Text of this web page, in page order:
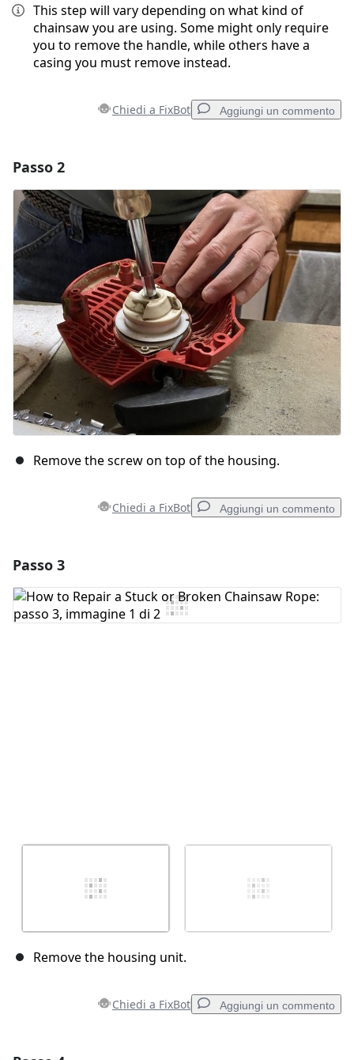
This step will vary depending on what kind of
chainsaw you are using. Some might only require
you to remove the handle, while others have a
casing you must remove instead.
Chiedi a FixBot Aggiungi un commento
Aggiungi Commento
Annulla Pubblica commento
Passo 2
Remove the screw on top of the housing.
Chiedi a FixBot Aggiungi un commento
Aggiungi Commento
Passo 3
Remove the housing unit.
Chiedi a FixBot Aggiungi un commento